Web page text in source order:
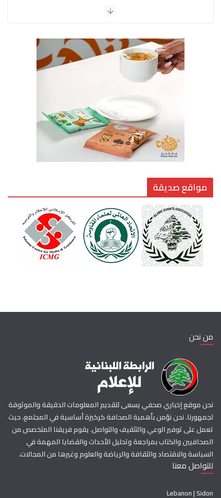
الوضع اليوم في الشرق الأوسط
6 أغسطس، 2026
مواقع صديقة
من نحن
نحن موقع إخباري صحفي يسعى لتقديم المعلومات الدقيقة والموثوقة
لجمهورنا. نحن نؤمن بأهمية الصحافة كركيزة أساسية في المجتمع، حيث
تعمل على توفير الوعي والتثقيف والتواصل. يقوم فريقنا المتخصص من
الصحافيين والكتاب بمراجعة وتحليل الأحداث والقضايا المهمة في
السياسة والاقتصاد والثقافة والرياضة والعلوم وغيرها من المجالات.
للتواصل معنا
Lebanon | Sidon